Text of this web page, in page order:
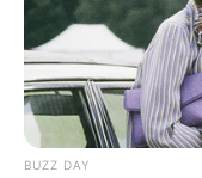
BUZZ DAY